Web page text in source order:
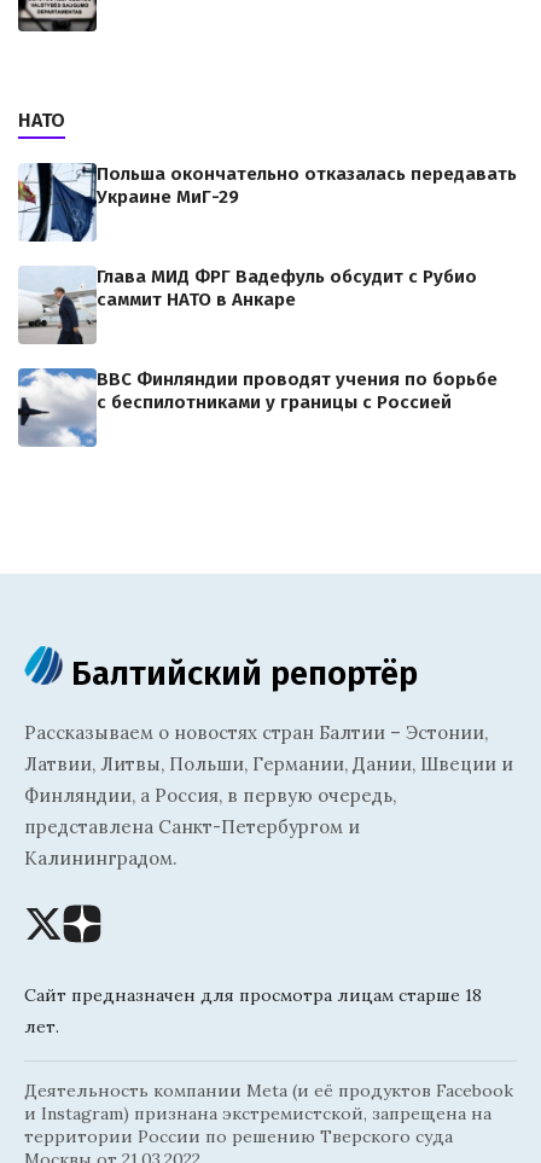
НАТО
Польша окончательно отказалась передавать
Украине МиГ-29
Глава МИД ФРГ Вадефуль обсудит с Рубио
саммит НАТО в Анкаре
ВВС Финляндии проводят учения по борьбе
с беспилотниками у границы с Россией
Балтийский репортёр
Рассказываем о новостях стран Балтии – Эстонии,
Латвии, Литвы, Польши, Германии, Дании, Швеции и
Финляндии, а Россия, в первую очередь,
представлена Санкт-Петербургом и
Калининградом.
Сайт предназначен для просмотра лицам старше 18
лет.
Деятельность компании Meta (и её продуктов Facebook
и Instagram) признана экстремистской, запрещена на
территории России по решению Тверского суда